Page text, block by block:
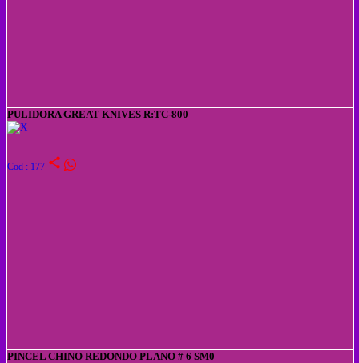
PULIDORA GREAT KNIVES R:TC-800
Cod : 177 share
PINCEL CHINO REDONDO PLANO # 6 SM0